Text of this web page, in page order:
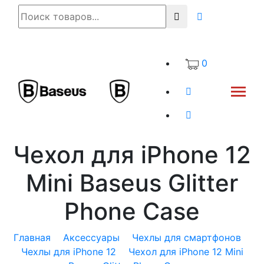
0
Чехол для iPhone 12
Mini Baseus Glitter
Phone Case
Главная Аксессуары
Чехлы для смартфонов
Чехлы для iPhone 12
Чехол для iPhone 12 Mini